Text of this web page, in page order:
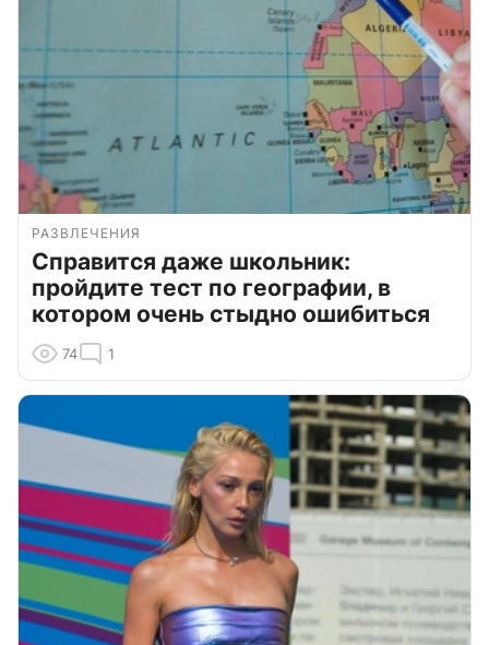
РАЗВЛЕЧЕНИЯ
Справится даже школьник:
пройдите тест по географии, в
котором очень стыдно ошибиться
74 1